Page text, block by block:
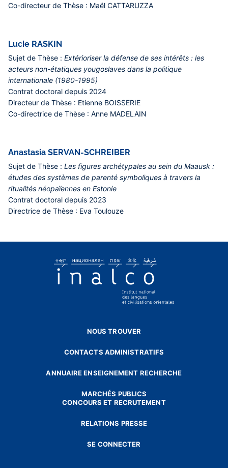
Co-directeur de Thèse : Maël CATTARUZZA
Lucie RASKIN
Sujet de Thèse : Extérioriser la défense de ses intérêts : les
acteurs non-étatiques yougoslaves dans la politique
internationale (1980-1995)
Contrat doctoral depuis 2024
Directeur de Thèse : Etienne BOISSERIE
Co-directrice de Thèse : Anne MADELAIN
Anastasia SERVAN-SCHREIBER
Sujet de Thèse : Les figures archétypales au sein du Maausk :
études des systèmes de parenté symboliques à travers la
ritualités néopaïennes en Estonie
Contrat doctoral depuis 2023
Directrice de Thèse : Eva Toulouze
NOUS TROUVER
CONTACTS ADMINISTRATIFS
ANNUAIRE ENSEIGNEMENT RECHERCHE
MARCHÉS PUBLICS
CONCOURS ET RECRUTEMENT
RELATIONS PRESSE
SE CONNECTER